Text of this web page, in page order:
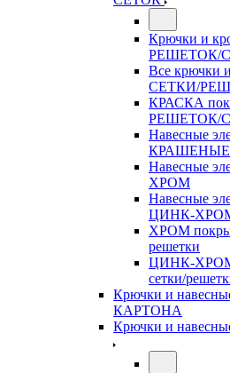
Крючки и
РЕШЕТОК/
Все крючки
СЕТКИ/
КРАСКА
РЕШЕТОК/
Навесные
КРАШЕНЫЕ
Навесные
ХРОМ
Навесные
ЦИНК-
ХРОМ
решетки
ЦИНК-ХРОМ
сетки/
Крючки и
КАРТОНА
Крючки и